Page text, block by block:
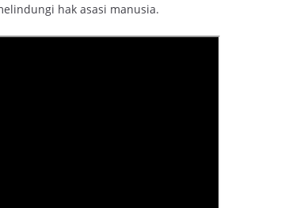
hak asasi manusia.